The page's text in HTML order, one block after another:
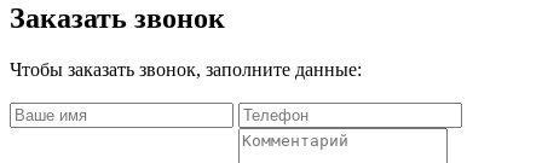
Заказать звонок
Чтобы заказать звонок, заполните данные: